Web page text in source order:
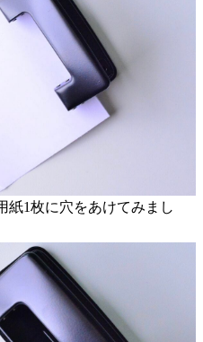
紙1枚に穴をあけてみまし